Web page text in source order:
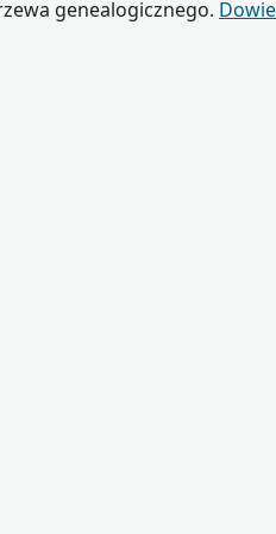
genealogicznego.